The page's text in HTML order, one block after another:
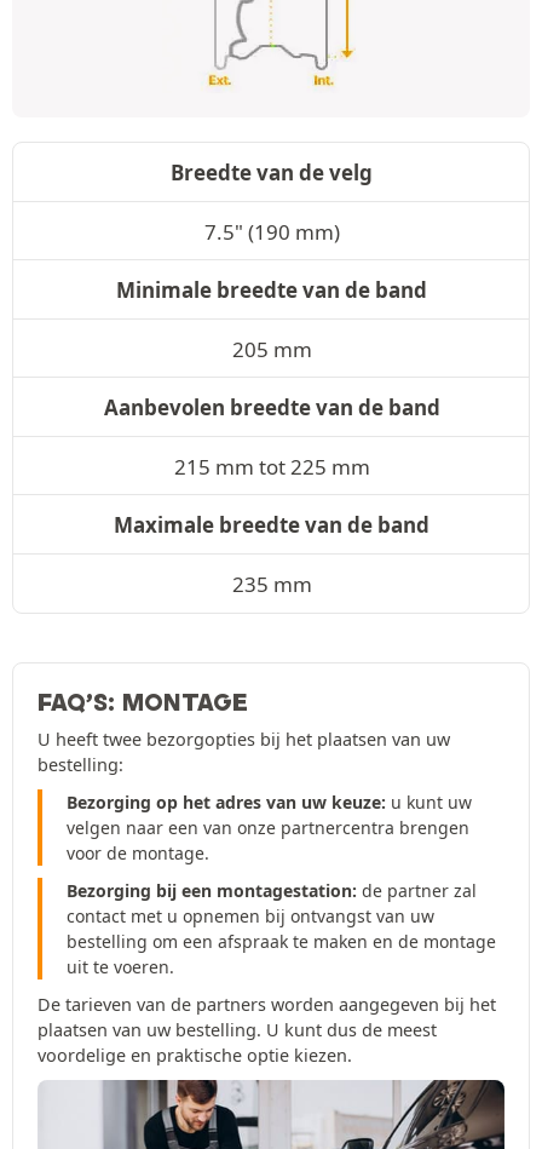
Breedte van de velg
7.5" (190 mm)
Minimale breedte van de band
205 mm
Aanbevolen breedte van de band
215 mm tot 225 mm
Maximale breedte van de band
235 mm
FAQ’S: MONTAGE
U heeft twee bezorgopties bij het plaatsen van uw
bestelling:
Bezorging op het adres van uw keuze: u kunt uw
velgen naar een van onze partnercentra brengen
voor de montage.
Bezorging bij een montagestation: de partner zal
contact met u opnemen bij ontvangst van uw
bestelling om een afspraak te maken en de montage
uit te voeren.
De tarieven van de partners worden aangegeven bij het
plaatsen van uw bestelling. U kunt dus de meest
voordelige en praktische optie kiezen.